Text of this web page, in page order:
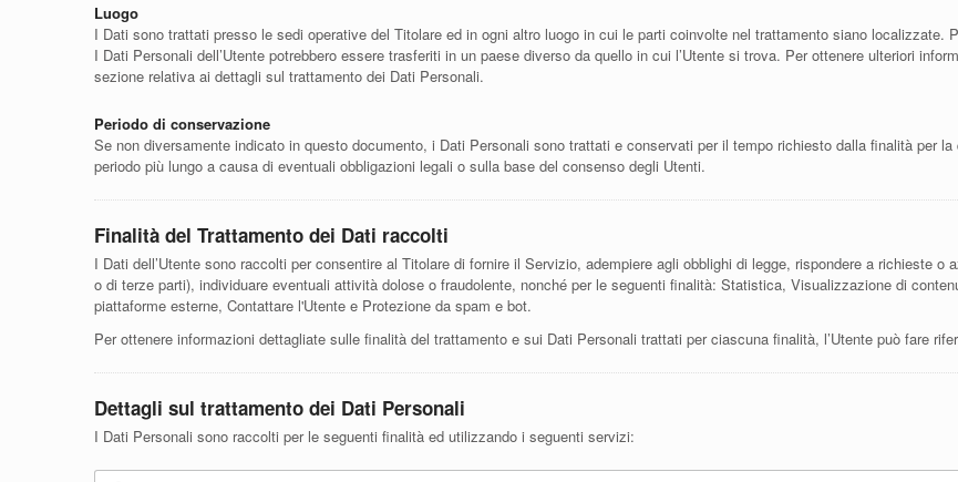
Luogo
I Dati sono trattati presso le sedi operative del Titolare ed in ogni altro luogo in cui le parti coinvolte nel trattamento siano localizzate.
I Dati Personali dell’Utente potrebbero essere trasferiti in un paese diverso da quello in cui l’Utente si trova. Per ottenere ulteriori
sezione relativa ai dettagli sul trattamento dei Dati Personali.
Periodo di conservazione
Se non diversamente indicato in questo documento, i Dati Personali sono trattati e conservati per il tempo richiesto dalla finalità per
periodo più lungo a causa di eventuali obbligazioni legali o sulla base del consenso degli Utenti.
Finalità del Trattamento dei Dati raccolti
I Dati dell’Utente sono raccolti per consentire al Titolare di fornire il Servizio, adempiere agli obblighi di legge, rispondere a richieste
o di terze parti), individuare eventuali attività dolose o fraudolente, nonché per le seguenti finalità: Statistica, Visualizzazione di
piattaforme esterne, Contattare l'Utente e Protezione da spam e bot.
Per ottenere informazioni dettagliate sulle finalità del trattamento e sui Dati Personali trattati per ciascuna finalità, l’Utente può fare
Dettagli sul trattamento dei Dati Personali
I Dati Personali sono raccolti per le seguenti finalità ed utilizzando i seguenti servizi: